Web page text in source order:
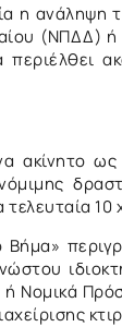
ανάληψη
(ΝΠΔΔ) ή
ακίνητο
10
Νομικά